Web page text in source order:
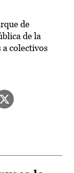
de
de la
colectivos